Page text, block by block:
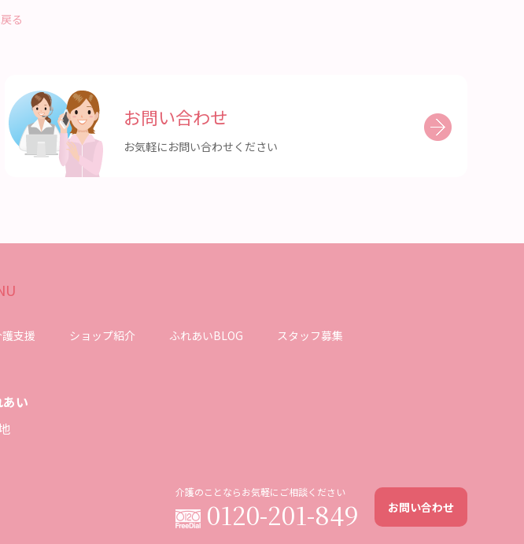
る
お問い合わせ
お気軽にお問い合わせください
支援 ショップ紹介 ふれあいBLOG スタッフ募集
い
介護のことならお気軽にご相談ください
0120-201-849 お問い合わせ